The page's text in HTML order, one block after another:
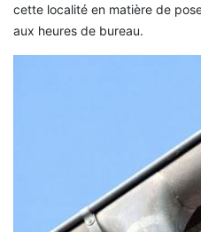
cette localité en matière de
aux heures de bureau.